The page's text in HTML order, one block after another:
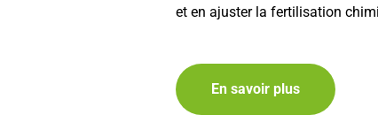
et en ajuster la fertilisation
En savoir plus